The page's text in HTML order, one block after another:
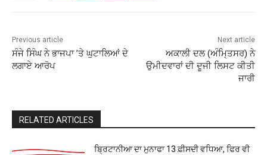
Previous article
ਸੰਜੇ ਸਿੰਘ ਨੇ ਭਾਜਪਾ ’ਤੇ ਘੁਟਾਲਿਆਂ ਦੇ
ਲਗਾਏ ਆਰੋਪ
Next article
ਅਕਾਲੀ ਦਲ (ਅੰਮਿ੍ਤਸਰ) ਨੇ
ਉਮੀਦਵਾਰਾਂ ਦੀ ਦੂਜੀ ਲਿਸਟ ਕੀਤੀ
ਜਾਰੀ
RELATED ARTICLES
ਬ੍ਰਿਟਾਨੀਆ ਦਾ ਮੁਨਾਫਾ 13 ਫ਼ੀਸਦੀ ਵਧਿਆ, ਫਿਰ ਵੀ